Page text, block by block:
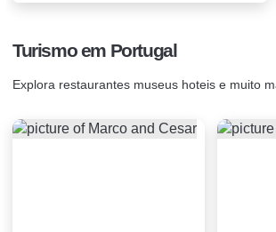
Turismo em Portugal
Explora restaurantes museus hoteis e muito